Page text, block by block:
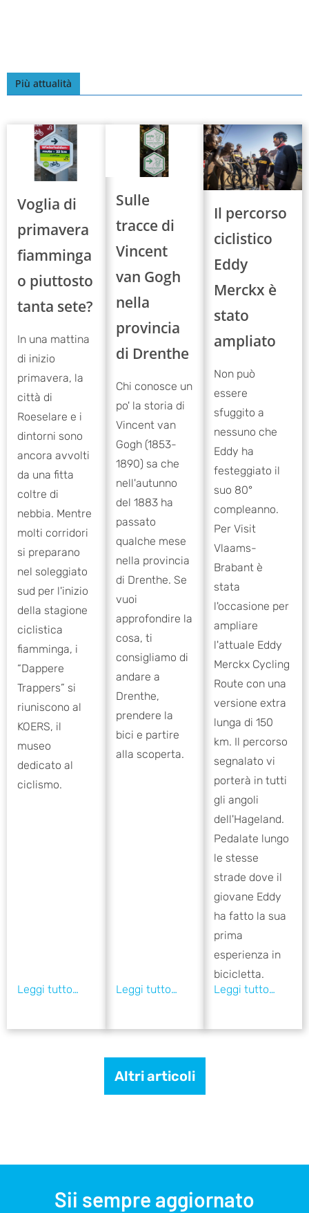
Più attualità
Voglia di
primavera
fiamminga
o piuttosto
tanta sete?
In una mattina
di inizio
primavera, la
città di
Roeselare e i
dintorni sono
ancora avvolti
da una fitta
coltre di
nebbia. Mentre
molti corridori
si preparano
nel soleggiato
sud per l'inizio
della stagione
ciclistica
fiamminga, i
“Dappere
Trappers” si
riuniscono al
KOERS, il
museo
dedicato al
ciclismo.
Sulle
tracce di
Vincent
van Gogh
nella
provincia
di Drenthe
Chi conosce un
po' la storia di
Vincent van
Gogh (1853-
1890) sa che
nell'autunno
del 1883 ha
passato
qualche mese
nella provincia
di Drenthe. Se
vuoi
approfondire la
cosa, ti
consigliamo di
andare a
Drenthe,
prendere la
bici e partire
alla scoperta.
Il percorso
ciclistico
Eddy
Merckx è
stato
ampliato
Non può
essere
sfuggito a
nessuno che
Eddy ha
festeggiato il
suo 80°
compleanno.
Per Visit
Vlaams-
Brabant è
stata
l'occasione per
ampliare
l'attuale Eddy
Merckx Cycling
Route con una
versione extra
lunga di 150
km. Il percorso
segnalato vi
porterà in tutti
gli angoli
dell'Hageland.
Pedalate lungo
le stesse
strade dove il
giovane Eddy
ha fatto la sua
prima
esperienza in
bicicletta.
Altri articoli
Sii sempre aggiornato